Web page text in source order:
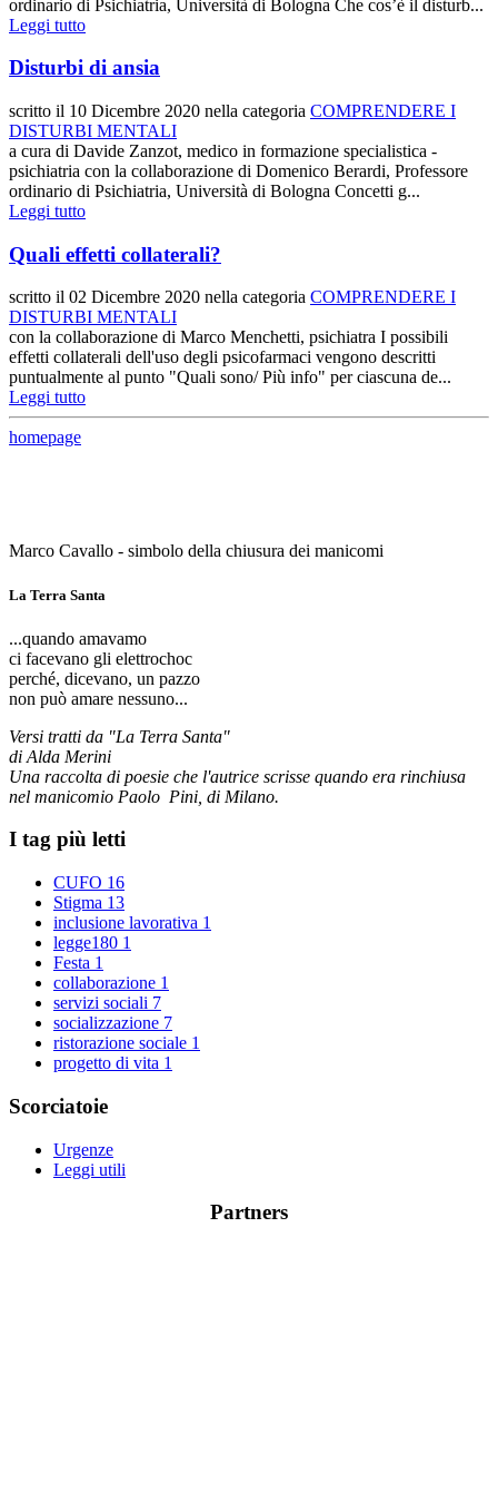
ordinario di Psichiatria, Università di Bologna Che cos’è il disturb...
Leggi tutto
Disturbi di ansia
scritto il 10 Dicembre 2020 nella categoria COMPRENDERE I
DISTURBI MENTALI
a cura di Davide Zanzot, medico in formazione specialistica -
psichiatria con la collaborazione di Domenico Berardi, Professore
ordinario di Psichiatria, Università di Bologna Concetti g...
Leggi tutto
Quali effetti collaterali?
scritto il 02 Dicembre 2020 nella categoria COMPRENDERE I
DISTURBI MENTALI
con la collaborazione di Marco Menchetti, psichiatra I possibili
effetti collaterali dell'uso degli psicofarmaci vengono descritti
puntualmente al punto "Quali sono/ Più info" per ciascuna de...
Leggi tutto
homepage
Marco Cavallo - simbolo della chiusura dei manicomi
La Terra Santa
...quando amavamo
ci facevano gli elettrochoc
perché, dicevano, un pazzo
non può amare nessuno...
Versi tratti da "La Terra Santa"
di Alda Merini
Una raccolta di poesie che l'autrice scrisse quando era rinchiusa
nel manicomio Paolo Pini, di Milano.
I tag più letti
CUFO 16
Stigma 13
inclusione lavorativa 1
legge180 1
Festa 1
collaborazione 1
servizi sociali 7
socializzazione 7
ristorazione sociale 1
progetto di vita 1
Scorciatoie
Urgenze
Leggi utili
Partners